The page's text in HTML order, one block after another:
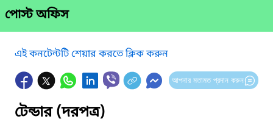
পোস্ট অফিস
এই কনটেন্টটি শেয়ার করতে ক্লিক করুন
আপনার মতামত প্রদান করুন
টেন্ডার (দরপত্র)